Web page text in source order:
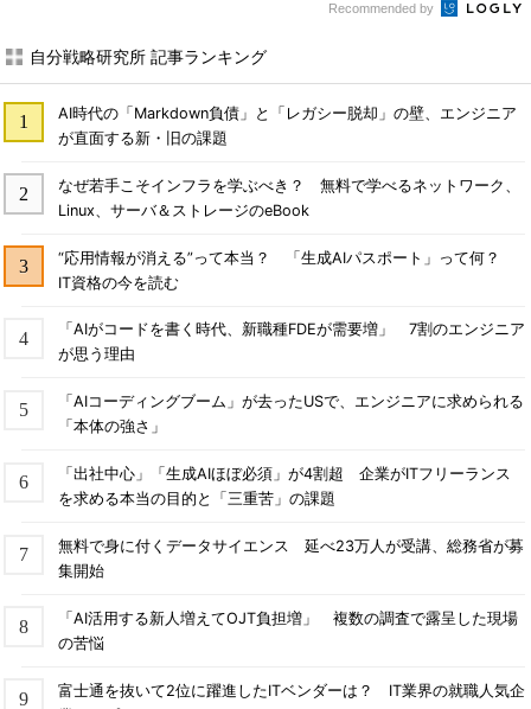
Recommended by
自分戦略研究所 記事ランキング
AI時代の「Markdown負債」と「レガシー脱却」の壁、エンジニア
が直面する新・旧の課題
なぜ若手こそインフラを学ぶべき？ 無料で学べるネットワーク、
Linux、サーバ＆ストレージのeBook
“応用情報が消える”って本当？ 「生成AIパスポート」って何？
IT資格の今を読む
「AIがコードを書く時代、新職種FDEが需要増」 7割のエンジニア
が思う理由
「AIコーディングブーム」が去ったUSで、エンジニアに求められる
「本体の強さ」
「出社中心」「生成AIほぼ必須」が4割超 企業がITフリーランス
を求める本当の目的と「三重苦」の課題
無料で身に付くデータサイエンス 延べ23万人が受講、総務省が募
集開始
「AI活用する新人増えてOJT負担増」 複数の調査で露呈した現場
の苦悩
富士通を抜いて2位に躍進したITベンダーは？ IT業界の就職人気企